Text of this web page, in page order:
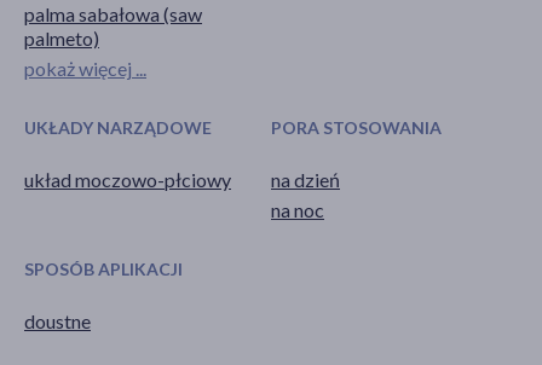
palma sabałowa (saw
palmeto)
pokaż więcej ...
UKŁADY NARZĄDOWE
układ moczowo-płciowy
PORA STOSOWANIA
na dzień
na noc
SPOSÓB APLIKACJI
doustne